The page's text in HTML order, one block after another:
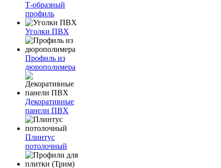
Т-образный
профиль
Уголки ПВХ
Профиль из
дюрополимера
Декоративные
панели ПВХ
Плинтус
потолочный